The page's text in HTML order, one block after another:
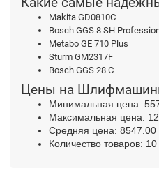
Makita GD0810C
Bosch GGS 8 SH
Metabo GE 710 Plus
Sturm GM2317F
Bosch GGS 28 C
Цены на
Минимальная цена:
Максимальная цена:
Средняя цена: 8547.00
Количество товаров: 10